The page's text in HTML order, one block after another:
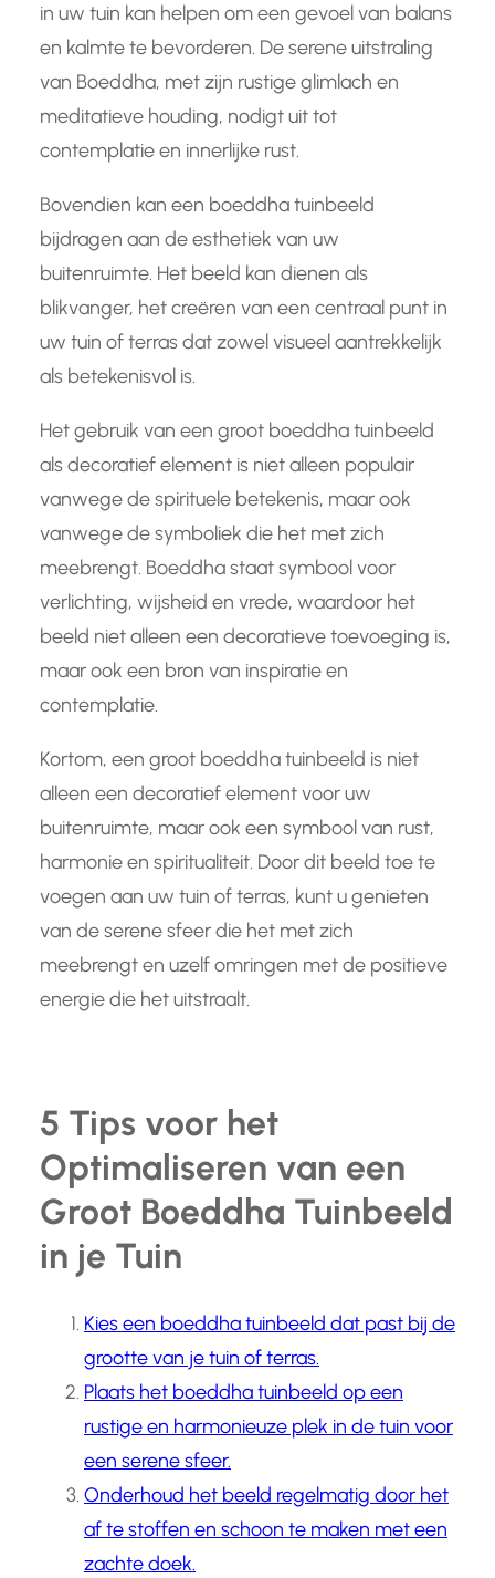
in uw tuin kan helpen om een gevoel van balans
en kalmte te bevorderen. De serene uitstraling
van Boeddha, met zijn rustige glimlach en
meditatieve houding, nodigt uit tot
contemplatie en innerlijke rust.
Bovendien kan een boeddha tuinbeeld
bijdragen aan de esthetiek van uw
buitenruimte. Het beeld kan dienen als
blikvanger, het creëren van een centraal punt in
uw tuin of terras dat zowel visueel aantrekkelijk
als betekenisvol is.
Het gebruik van een groot boeddha tuinbeeld
als decoratief element is niet alleen populair
vanwege de spirituele betekenis, maar ook
vanwege de symboliek die het met zich
meebrengt. Boeddha staat symbool voor
verlichting, wijsheid en vrede, waardoor het
beeld niet alleen een decoratieve toevoeging is,
maar ook een bron van inspiratie en
contemplatie.
Kortom, een groot boeddha tuinbeeld is niet
alleen een decoratief element voor uw
buitenruimte, maar ook een symbool van rust,
harmonie en spiritualiteit. Door dit beeld toe te
voegen aan uw tuin of terras, kunt u genieten
van de serene sfeer die het met zich
meebrengt en uzelf omringen met de positieve
energie die het uitstraalt.
5 Tips voor het
Optimaliseren van een
Groot Boeddha Tuinbeeld
in je Tuin
Kies een boeddha tuinbeeld dat past bij de
grootte van je tuin of terras.
Plaats het boeddha tuinbeeld op een
rustige en harmonieuze plek in de tuin voor
een serene sfeer.
Onderhoud het beeld regelmatig door het
af te stoffen en schoon te maken met een
zachte doek.